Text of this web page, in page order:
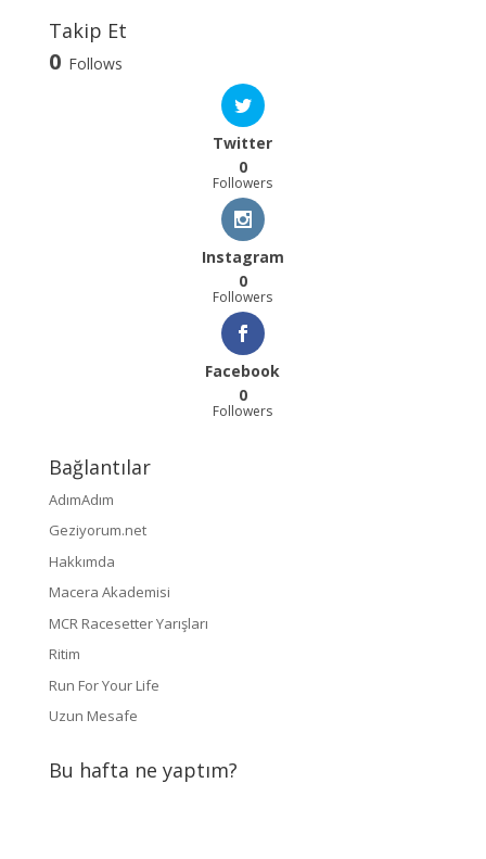
Takip Et
0 Follows
Twitter
0
Followers
Instagram
0
Followers
Facebook
0
Followers
Bağlantılar
AdımAdım
Geziyorum.net
Hakkımda
Macera Akademisi
MCR Racesetter Yarışları
Ritim
Run For Your Life
Uzun Mesafe
Bu hafta ne yaptım?